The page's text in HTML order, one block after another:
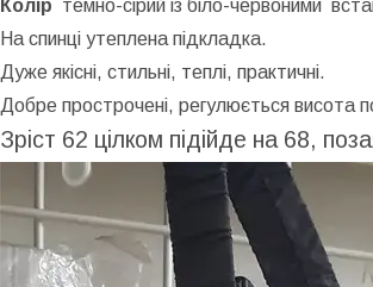
Колір темно-сірий із біло-червоними
На спинці утеплена підкладка.
Дуже якісні, стильні, теплі, практичні.
Добре прострочені, регулюється висота
Зріст 62 цілком підійде на 68,